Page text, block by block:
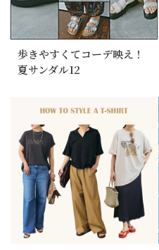
歩きやすくてコーデ映え！
夏サンダル12